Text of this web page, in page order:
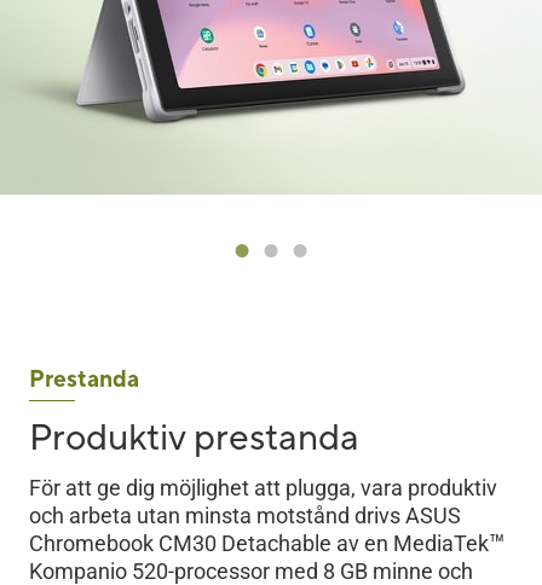
Prestanda
Produktiv prestanda
För att ge dig möjlighet att plugga, vara produktiv
och arbeta utan minsta motstånd drivs ASUS
Chromebook CM30 Detachable av en MediaTek™
Kompanio 520-processor med 8 GB minne och